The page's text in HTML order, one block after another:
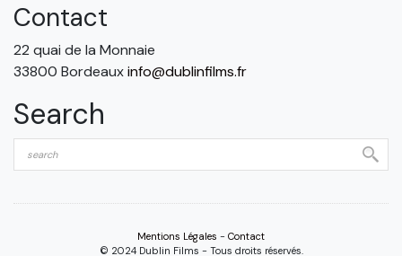
Contact
22 quai de la Monnaie
33800 Bordeauxinfo@dublinfilms.fr
Search
Mentions Légales - Contact
© 2024 Dublin Films - Tous droits réservés.